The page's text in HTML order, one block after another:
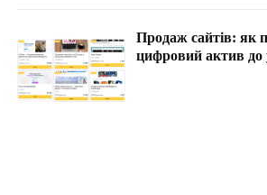
Продаж сайтів: як
цифровий актив до